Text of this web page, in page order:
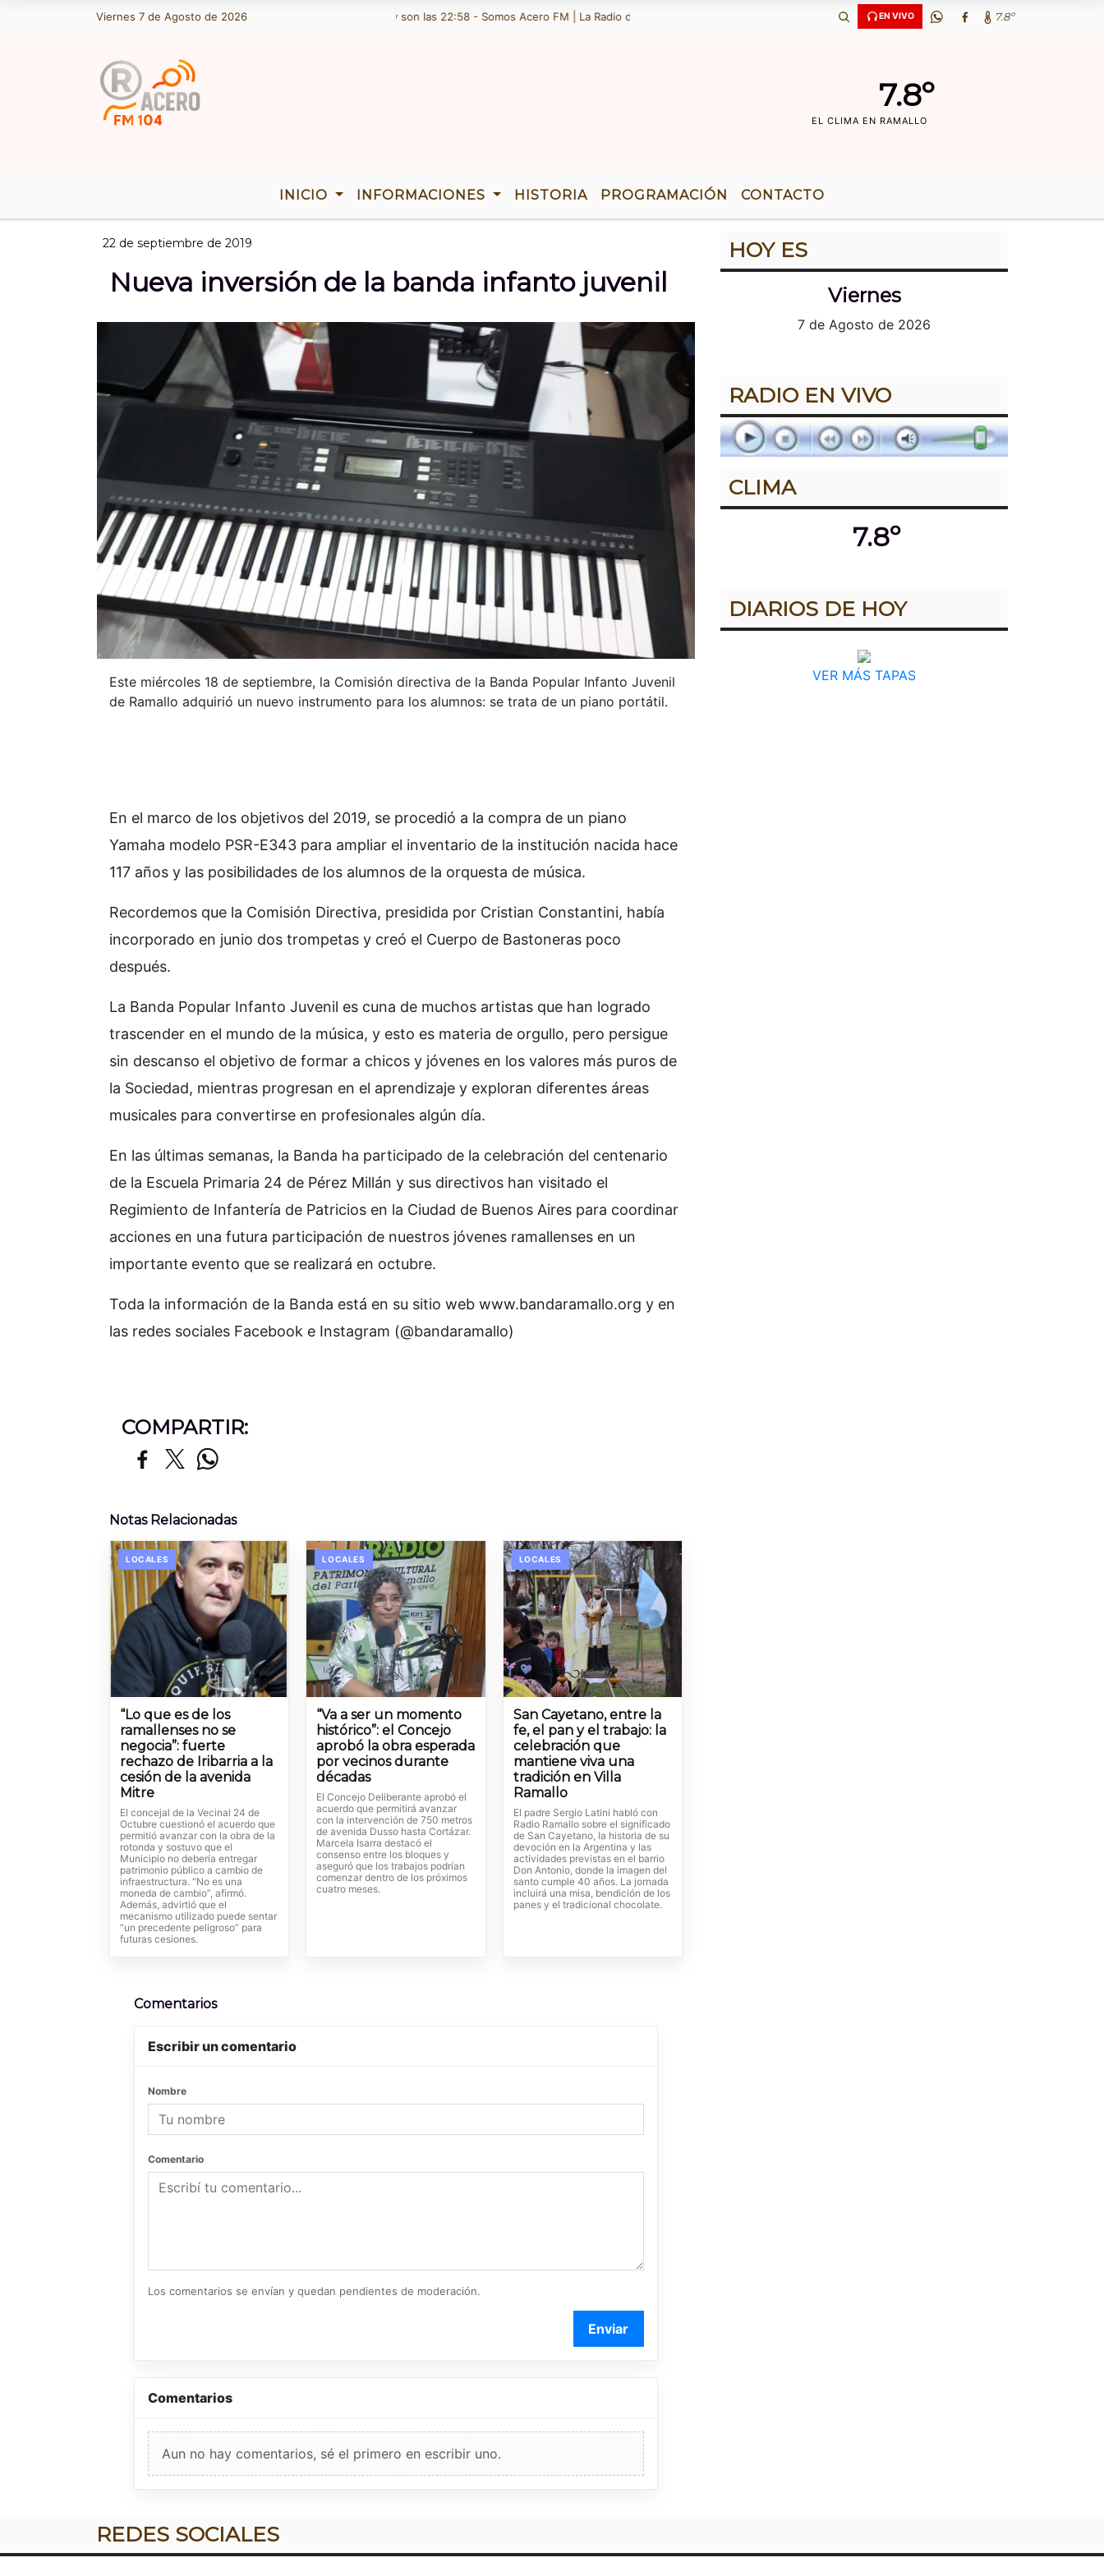
Viernes 7 de Agosto de 2026Hoy es Viernes 7 de Agosto de 2026 y son las 22:58 - Somos Acero FM | La Radio de Ramallo | TENEMOS 36 AÃ‘OS DE RADIO | EN VIVO 7.8º
7.8º
EL CLIMA EN RAMALLO
INICIO INFORMACIONES HISTORIA PROGRAMACIÓN CONTACTO
22 de septiembre de 2019
Nueva inversión de la banda infanto juvenil
Este miércoles 18 de septiembre, la Comisión directiva de la Banda Popular Infanto Juvenil
de Ramallo adquirió un nuevo instrumento para los alumnos: se trata de un piano portátil.
En el marco de los objetivos del 2019, se procedió a la compra de un piano
Yamaha modelo PSR-E343 para ampliar el inventario de la institución nacida hace
117 años y las posibilidades de los alumnos de la orquesta de música.
Recordemos que la Comisión Directiva, presidida por Cristian Constantini, había
incorporado en junio dos trompetas y creó el Cuerpo de Bastoneras poco
después.
La Banda Popular Infanto Juvenil es cuna de muchos artistas que han logrado
trascender en el mundo de la música, y esto es materia de orgullo, pero persigue
sin descanso el objetivo de formar a chicos y jóvenes en los valores más puros de
la Sociedad, mientras progresan en el aprendizaje y exploran diferentes áreas
musicales para convertirse en profesionales algún día.
En las últimas semanas, la Banda ha participado de la celebración del centenario
de la Escuela Primaria 24 de Pérez Millán y sus directivos han visitado el
Regimiento de Infantería de Patricios en la Ciudad de Buenos Aires para coordinar
acciones en una futura participación de nuestros jóvenes ramallenses en un
importante evento que se realizará en octubre.
Toda la información de la Banda está en su sitio web www.bandaramallo.org y en
las redes sociales Facebook e Instagram (@bandaramallo)
COMPARTIR:
Notas Relacionadas
LOCALES
“Lo que es de los
ramallenses no se
negocia”: fuerte
rechazo de Iribarria a la
cesión de la avenida
Mitre
El concejal de la Vecinal 24 de
Octubre cuestionó el acuerdo que
permitió avanzar con la obra de la
rotonda y sostuvo que el
Municipio no debería entregar
patrimonio público a cambio de
infraestructura. “No es una
moneda de cambio”, afirmó.
Además, advirtió que el
mecanismo utilizado puede sentar
“un precedente peligroso” para
futuras cesiones.
LOCALES
“Va a ser un momento
histórico”: el Concejo
aprobó la obra esperada
por vecinos durante
décadas
El Concejo Deliberante aprobó el
acuerdo que permitirá avanzar
con la intervención de 750 metros
de avenida Dusso hasta Cortázar.
Marcela Isarra destacó el
consenso entre los bloques y
aseguró que los trabajos podrían
comenzar dentro de los próximos
cuatro meses.
LOCALES
San Cayetano, entre la
fe, el pan y el trabajo: la
celebración que
mantiene viva una
tradición en Villa
Ramallo
El padre Sergio Latini habló con
Radio Ramallo sobre el significado
de San Cayetano, la historia de su
devoción en la Argentina y las
actividades previstas en el barrio
Don Antonio, donde la imagen del
santo cumple 40 años. La jornada
incluirá una misa, bendición de los
panes y el tradicional chocolate.
Comentarios
Escribir un comentario
Nombre
Comentario
Los comentarios se envían y quedan pendientes de moderación.
Enviar
Comentarios
Aun no hay comentarios, sé el primero en escribir uno.
HOY ES
Viernes
7 de Agosto de 2026
RADIO EN VIVO
CLIMA
7.8º
DIARIOS DE HOY
VER MÁS TAPAS
REDES SOCIALES